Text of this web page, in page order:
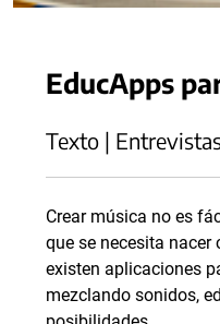
EducApps
Texto |
Crear música no es
que se necesita nacer
existen aplicaciones
mezclando sonidos,